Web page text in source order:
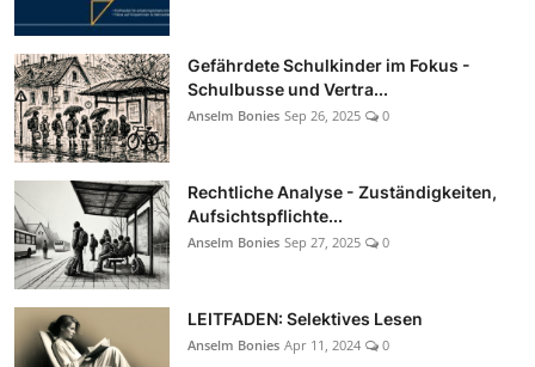
Gefährdete Schulkinder im Fokus -
Schulbusse und Vertra...
Anselm Bonies Sep 26, 2025 0
Rechtliche Analyse - Zuständigkeiten,
Aufsichtspflichte...
Anselm Bonies Sep 27, 2025 0
LEITFADEN: Selektives Lesen
Anselm Bonies Apr 11, 2024 0